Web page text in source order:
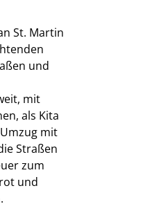
St. Martin
und
mit
als Kita
mit
Straßen
zum
und